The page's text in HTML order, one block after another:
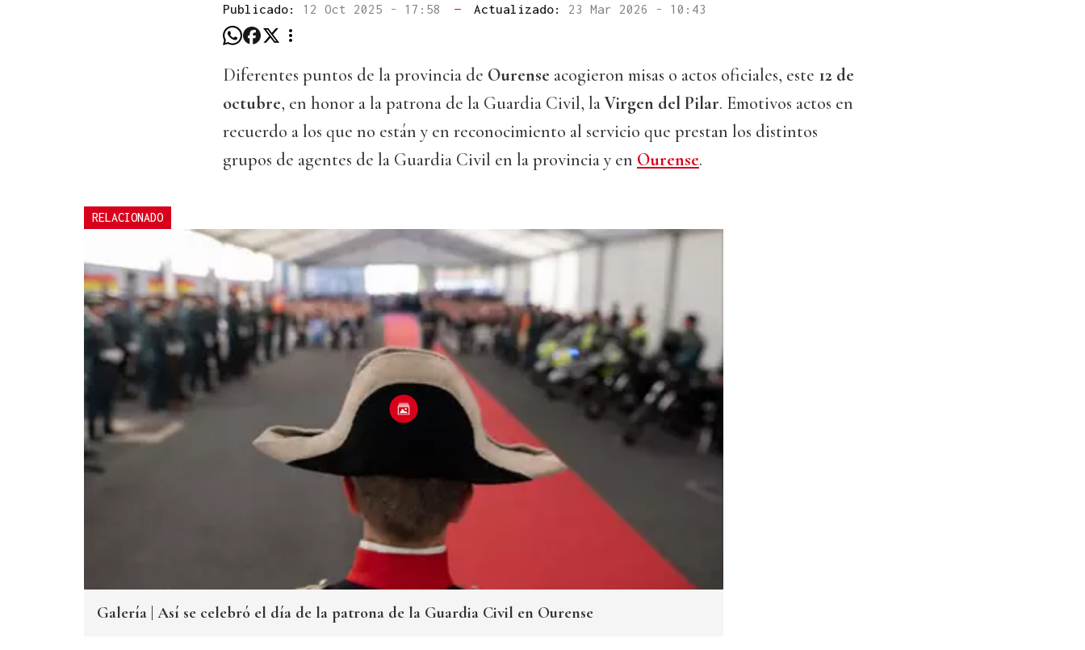
Publicado: 12 Oct 2025 - 17:58 — Actualizado: 23 Mar 2026 - 10:43
Diferentes puntos de la provincia de Ourense acogieron misas o actos oficiales, este 12 de
octubre, en honor a la patrona de la Guardia Civil, laVirgen del Pilar. Emotivos actos en
recuerdo a los que no están y en reconocimiento al servicio que prestan los distintos
grupos de agentes de la Guardia Civil en la provincia y en Ourense.
RELACIONADO
Galería | Así se celebró el día de la patrona de la Guardia Civil en Ourense